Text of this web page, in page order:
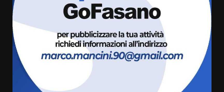
Fasanese ferito a colpi di arma
da fuoco
6 Agosto 2026 18:13
Carta d’identità: continua il piano
di aperture straordinarie del
Comune di Fasano